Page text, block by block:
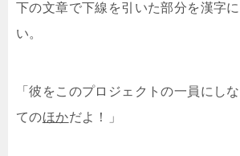
下の文章で下線を引いた部分を漢字
い。
「彼をこのプロジェクトの一員にし
てのほかだよ！」